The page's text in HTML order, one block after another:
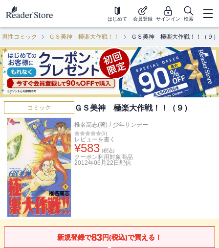
はじめて 会員登録 サインイン 検索
男性コミック ＧＳ美神 極楽大作戦！！ ＧＳ美神 極楽大作戦！！（９）
コミック ＧＳ美神 極楽大作戦！！（９）
椎名高志(著) / 少年サンデー
(1)
レビューを書く
¥583 (税込)
クーポン利用対象商品
2012年06月22日 配信
新規登録で83円(税込)で買える！